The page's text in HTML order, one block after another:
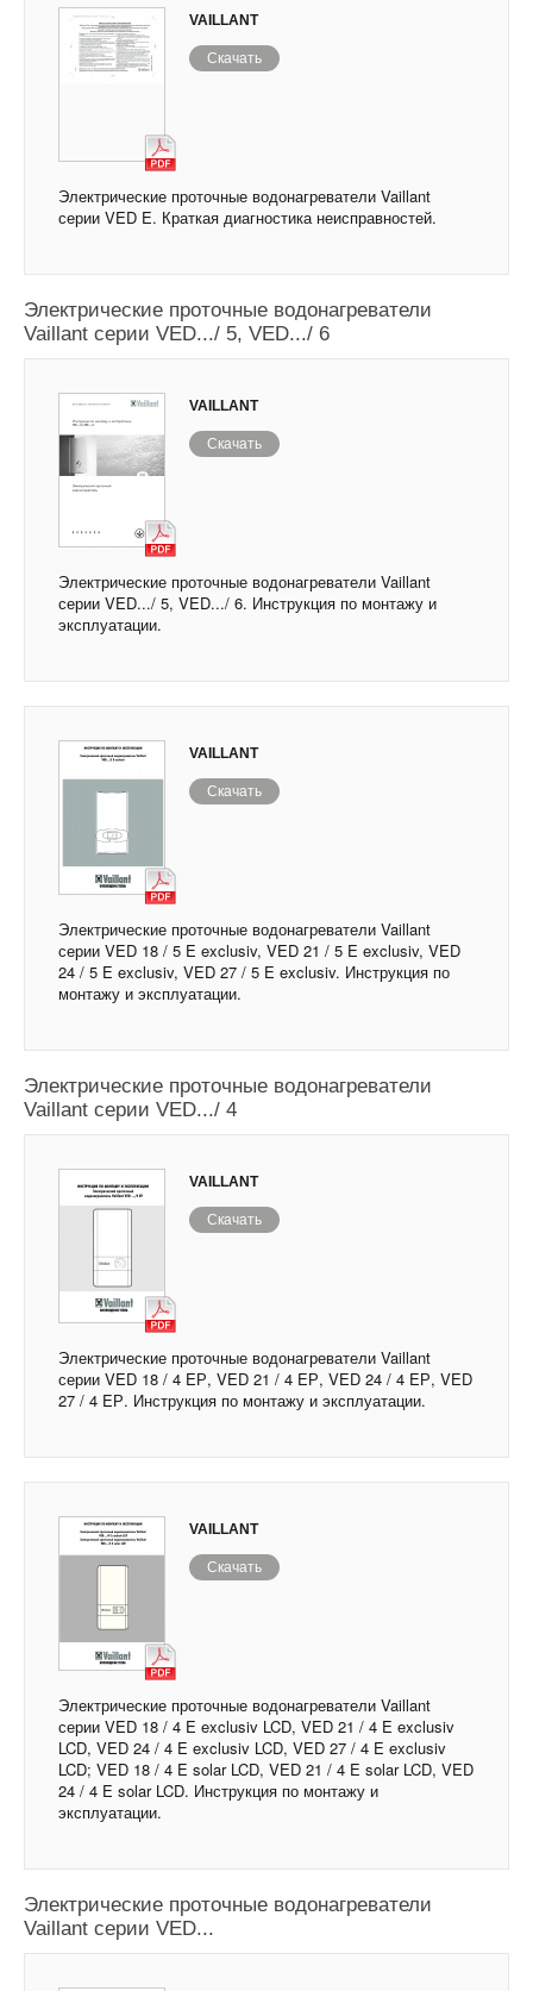
VAILLANT
Скачать
Электрические проточные водонагреватели Vaillant
серии VED E. Краткая диагностика неисправностей.
Электрические проточные водонагреватели
Vaillant серии VED.../ 5, VED.../ 6
VAILLANT
Скачать
Электрические проточные водонагреватели Vaillant
серии VED.../ 5, VED.../ 6. Инструкция по монтажу и
эксплуатации.
VAILLANT
Скачать
Электрические проточные водонагреватели Vaillant
серии VED 18 / 5 E exclusiv, VED 21 / 5 E exclusiv, VED
24 / 5 E exclusiv, VED 27 / 5 E exclusiv. Инструкция по
монтажу и эксплуатации.
Электрические проточные водонагреватели
Vaillant серии VED.../ 4
VAILLANT
Скачать
Электрические проточные водонагреватели Vaillant
серии VED 18 / 4 EР, VED 21 / 4 EР, VED 24 / 4 EР, VED
27 / 4 EР. Инструкция по монтажу и эксплуатации.
VAILLANT
Скачать
Электрические проточные водонагреватели Vaillant
серии VED 18 / 4 E exclusiv LCD, VED 21 / 4 E exclusiv
LCD, VED 24 / 4 E exclusiv LCD, VED 27 / 4 E exclusiv
LCD; VED 18 / 4 E solar LCD, VED 21 / 4 E solar LCD, VED
24 / 4 E solar LCD. Инструкция по монтажу и
эксплуатации.
Электрические проточные водонагреватели
Vaillant серии VED...